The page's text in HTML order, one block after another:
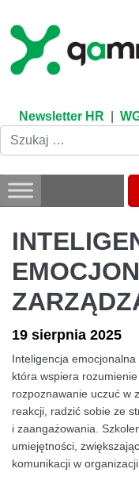
content
Newsletter HR
19 sierpnia 2025
Inteligencja
która wspiera
rozpoznawanie uczuć w
reakcji, radzić sobie ze
i zaangażowania.
umiejętności,
komunikacji w organizacji.